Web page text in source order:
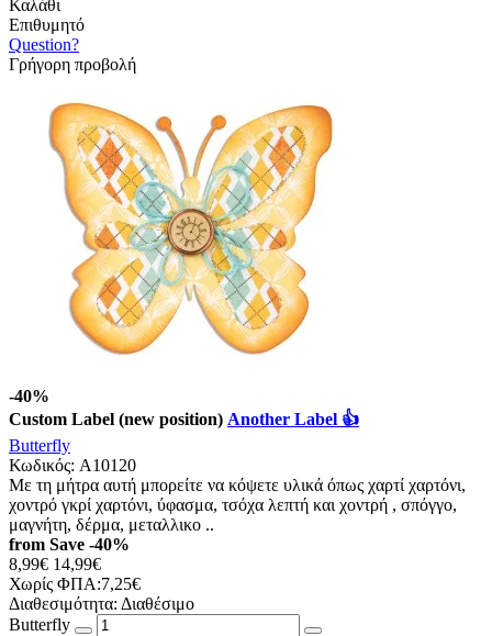
Καλάθι
Επιθυμητό
Question?
Γρήγορη προβολή
-40%
Custom Label (new position) Another Label 👍
Butterfly
Κωδικός: A10120
Με τη μήτρα αυτή μπορείτε να κόψετε υλικά όπως χαρτί χαρτόνι,
χοντρό γκρί χαρτόνι, ύφασμα, τσόχα λεπτή και χοντρή , σπόγγο,
μαγνήτη, δέρμα, μεταλλικο ..
from Save -40%
8,99€ 14,99€
Χωρίς ΦΠΑ:7,25€
Διαθεσιμότητα: Διαθέσιμο
Butterfly